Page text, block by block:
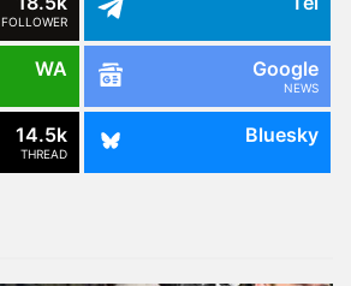
FOLLOWER
WA Google
NEWS
14.5k
THREAD
Bluesky